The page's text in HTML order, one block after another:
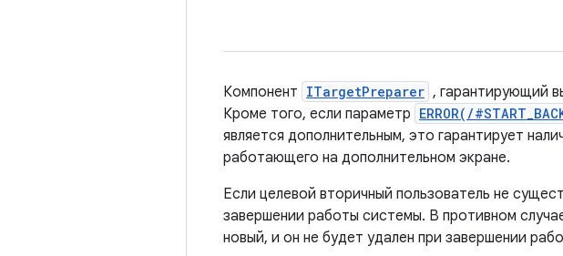
Компонент ITargetPreparer , гарантирующий
Кроме того, если параметр ERROR(/
является дополнительным, это гарантирует
работающего на дополнительном экране.
Если целевой вторичный пользователь не
завершении работы системы. В противном
новый, и он не будет удален при завершении